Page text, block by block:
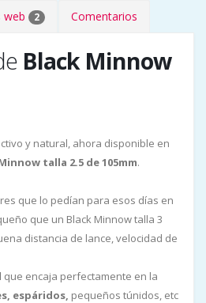
web 2 Comentarios
Black Minnow
y natural, ahora disponible en
talla 2.5 de 105mm.
que lo pedían para esos días en
que un Black Minnow talla 3
distancia de lance, velocidad de
que encaja perfectamente en la
espáridos, pequeños túnidos, etc